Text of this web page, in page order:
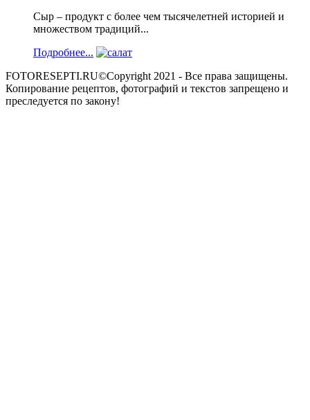
Сыр – продукт с более чем тысячелетней историей и
множеством традиций...
Подробнее...
FOTORESEPTI.RU©Copyright 2021 - Все права защищены.
Копирование рецептов, фотографий и текстов запрещено и
преследуется по закону!